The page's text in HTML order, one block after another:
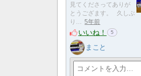
見てくださってありが
とうござます。 久しぶ
り… 5年前
いいね！ 5
まこと